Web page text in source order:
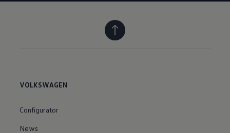
VOLKSWAGEN
Configurator
News